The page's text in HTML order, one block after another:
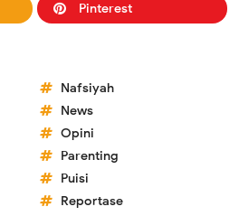
Pinterest
Nafsiyah
News
Opini
Parenting
Puisi
Reportase